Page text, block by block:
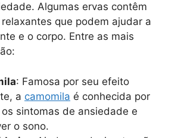
Algumas ervas contêm
que podem ajudar a
e o corpo. Entre as mais
: Famosa por seu efeito
a camomila é conhecida por
sintomas de ansiedade e
o sono.